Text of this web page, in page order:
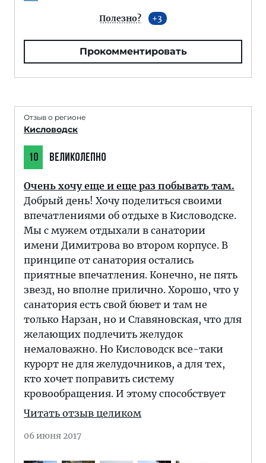
Полезно? 3
Прокомментировать
Отзыв о регионе
Кисловодск
10 ВЕЛИКОЛЕПНО
Очень хочу еще и еще раз побывать там.
Добрый день! Хочу поделиться своими
впечатлениями об отдыхе в Кисловодске.
Мы с мужем отдыхали в санатории
имени Димитрова во втором корпусе. В
принципе от санатория остались
приятные впечатления. Конечно, не пять
звезд, но вполне прилично. Хорошо, что у
санатория есть свой бювет и там не
только Нарзан, но и Славяновская, что для
желающих подлечить желудок
немаловажно. Но Кисловодск все-таки
курорт не для желудочников, а для тех,
кто хочет поправить систему
кровообращения. И этому способствует
Читать отзыв целиком
06 июня 2017